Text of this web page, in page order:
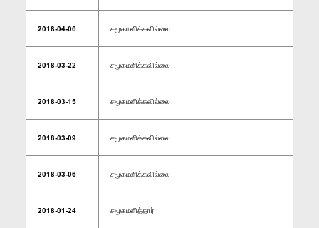
2018-04-06 சமூகமளிக்கவில்லை
2018-03-22 சமூகமளிக்கவில்லை
2018-03-15 சமூகமளிக்கவில்லை
2018-03-09 சமூகமளிக்கவில்லை
2018-03-06 சமூகமளிக்கவில்லை
2018-01-24 சமூகமளித்தார்